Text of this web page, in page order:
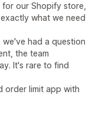
for our Shopify store,
what we need
had a question
the team
It's rare to find
order limit app with